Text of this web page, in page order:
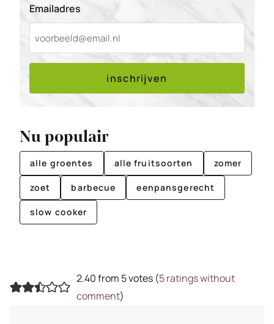
Emailadres
inschrijven
Nu populair
alle groentes alle fruitsoorten zomer
zoet barbecue eenpansgerecht
slow cooker
2.40 from 5 votes (5 ratings without
comment)